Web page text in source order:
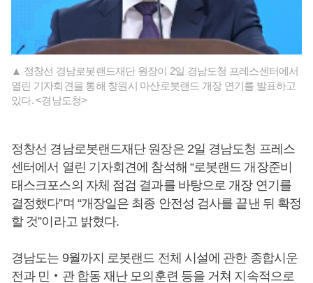
▲ 정창선 경남로봇랜드재단 원장이 2일 경남도청 프레스센터에서
열린 기자회견을 통해 창원시 마산로봇랜드 개장 연기를 발표하고
있다. <경남도청>
정창선 경남로봇랜드재단 원장은 2일 경남도청 프레스
센터에서 열린 기자회견에 참석해 “로봇랜드 개장준비
태스크포스의 자체 점검 결과를 바탕으로 개장 연기를
결정했다”며 “개장일은 최종 안전성 검사를 끝낸 뒤 확정
할 것”이라고 밝혔다.
경남도는 9월까지 로봇랜드 전체 시설에 관한 종합시운
전과 민‧관 합동 재난 모의훈련 등을 거쳐 지속적으로